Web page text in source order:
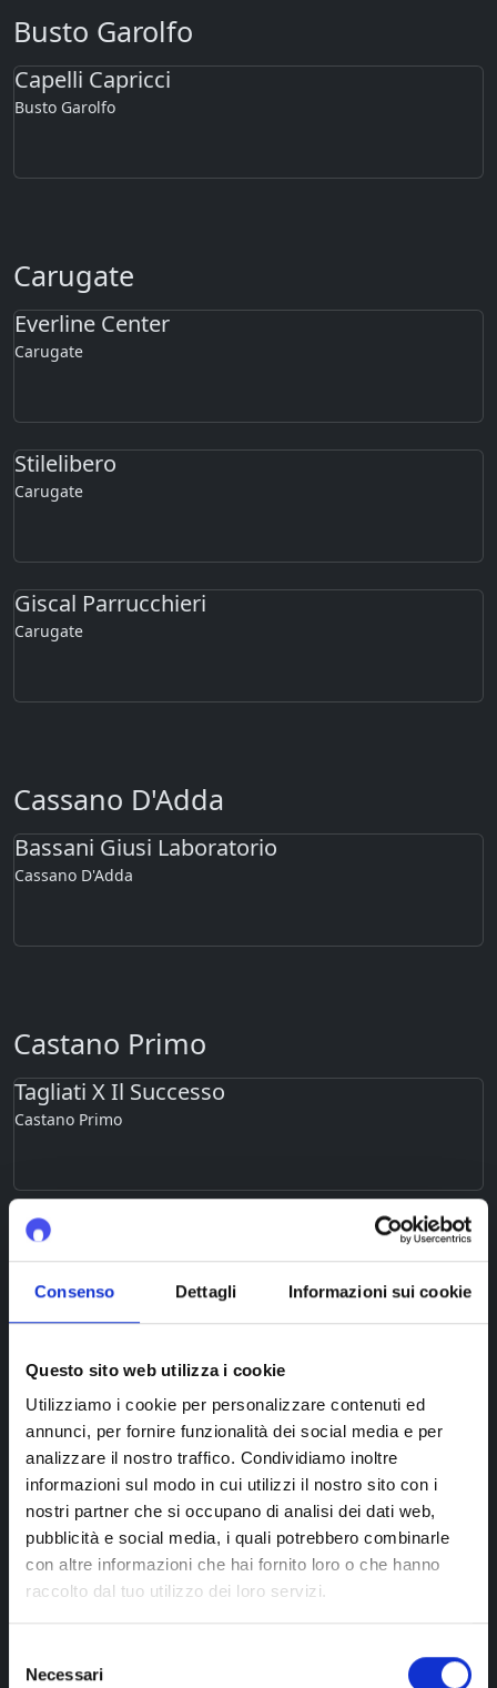
Consenso Dettagli Informazioni sui cookie
Questo sito web utilizza i cookie
Utilizziamo i cookie per personalizzare contenuti ed
annunci, per fornire funzionalità dei social media e per
analizzare il nostro traffico. Condividiamo inoltre
informazioni sul modo in cui utilizzi il nostro sito con i
nostri partner che si occupano di analisi dei dati web,
pubblicità e social media, i quali potrebbero combinarle
con altre informazioni che hai fornito loro o che hanno
raccolto dal tuo utilizzo dei loro servizi.
delNecessari
Busto Garolfo
Capelli Capricci
Busto Garolfo
Carugate
Everline Center
Carugate
Stilelibero
Carugate
Giscal Parrucchieri
Carugate
Cassano D'Adda
Bassani Giusi Laboratorio
Cassano D'Adda
Castano Primo
Tagliati X Il Successo
Castano Primo
Cernusco Sul Naviglio
Cernusco Sul Naviglio
Gualtieri Parrucchieri Cernusco Sul Nav
Cernusco Sul Naviglio
Krizia Chiesa Hair Beauty Salone Autor